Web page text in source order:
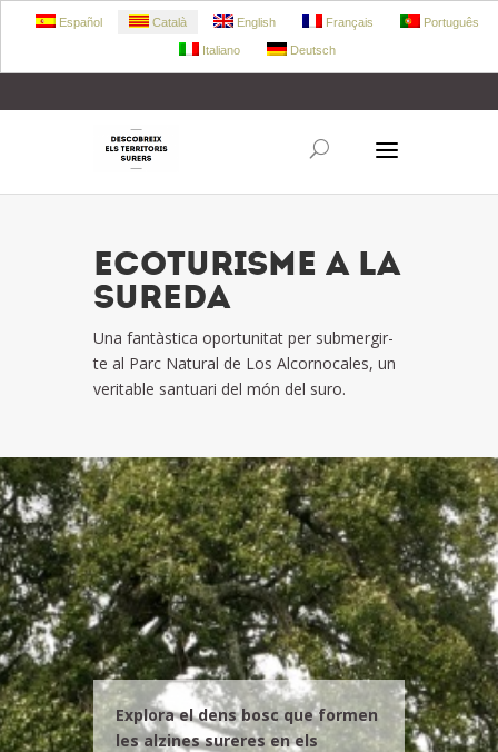
ECOTURISME A LA
SUREDA
Una fantàstica oportunitat per submergir-
te al Parc Natural de Los Alcornocales, un
veritable santuari del món del suro.
Explora el dens bosc que formen
les alzines sureres en els
Español Català English Français Português
Italiano Deutsch